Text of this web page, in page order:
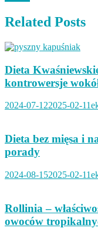
Related Posts
Dieta
kontrowersje
2024-07-122025-02-11
Dieta bez mięsa i
porady
2024-08-152025-02-11
Rollinia –
owoców